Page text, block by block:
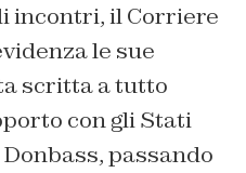
incontri, il Corriere
le sue
scritta a tutto
con gli Stati
passando